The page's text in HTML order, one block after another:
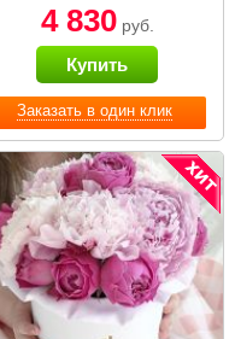
Заказать в один клик
4 830руб.
Купить